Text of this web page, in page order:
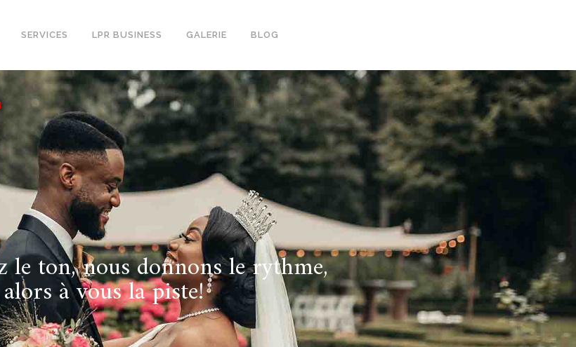
SERVICES LPR BUSINESS GALERIE BLOG
le ton, nous donnons le rythme,
alors à vous la piste!